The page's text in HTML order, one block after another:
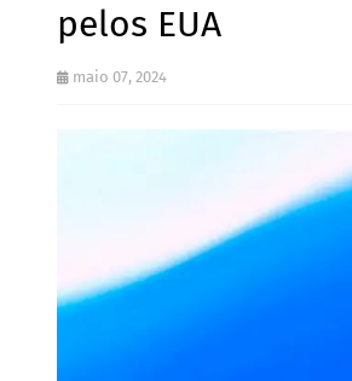
pelos EUA
maio 07, 2024